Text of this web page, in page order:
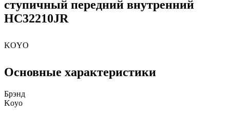
ступичный передний внутренний
HC32210JR
KOYO
Основные характеристики
Брэнд
Koyo